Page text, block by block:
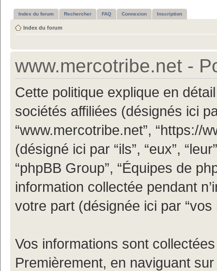
Index du forum Rechercher FAQ Connexion Inscription
Index du forum
www.mercotribe.net -
Cette politique explique en
sociétés affiliées (désignés ici
“www.mercotribe.net”, “https://
(désigné ici par “ils”, “eux”,
“phpBB Group”, “Équipes de
information collectée pendant
votre part (désignée ici par “vos
Vos informations sont
Premièrement, en naviguant